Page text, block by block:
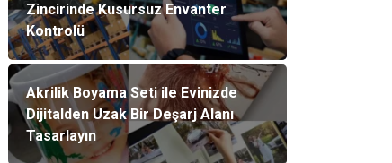
Zincirinde Kusursuz Envanter
Kontrolü
Akrilik Boyama Seti ile Evinizde
Dijitalden Uzak Bir Deşarj Alanı
Tasarlayın